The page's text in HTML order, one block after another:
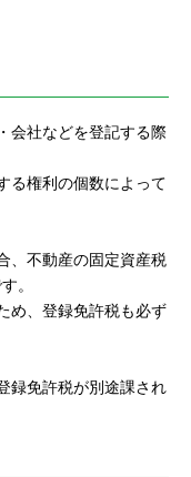
会社などを登記する際
る権利の個数によって
、不動産の固定資産税
。
め、登録免許税も必ず
録免許税が別途課され